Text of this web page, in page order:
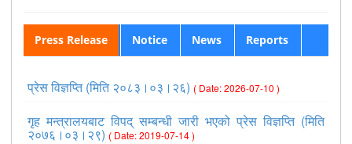
Press Release Notice News Reports
प्रेस विज्ञप्ति (मिति २०८३।०३।२६) ( Date: 2026-07-10 )
गृह मन्त्रालयबाट विपद् सम्बन्धी जारी भएको प्रेस विज्ञप्ति (मिति
२०७६।०३।२९) ( Date: 2019-07-14 )